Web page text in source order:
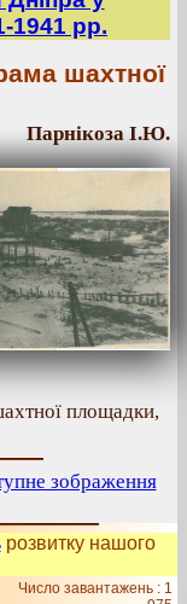
1941 рр.
шахтної
Парнікоза І.Ю.
площадки,
зображення
розвитку нашого
Число завантажень : 1